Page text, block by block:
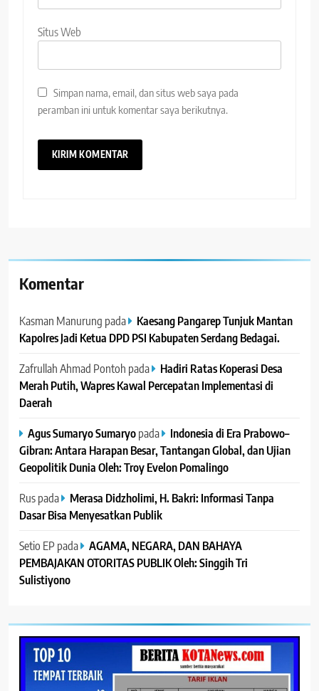
Situs Web
Simpan nama, email, dan situs web saya pada
peramban ini untuk komentar saya berikutnya.
Komentar
Kasman Manurung pada
Kaesang Pangarep Tunjuk Mantan
Kapolres Jadi Ketua DPD PSI Kabupaten Serdang Bedagai. ‎ ‎
Zafrullah Ahmad Pontoh pada
Hadiri Ratas Koperasi Desa
Merah Putih, Wapres Kawal Percepatan Implementasi di
Daerah
Agus Sumaryo Sumaryopada
Indonesia di Era Prabowo–
Gibran: Antara Harapan Besar, Tantangan Global, dan Ujian
Geopolitik Dunia Oleh: Troy Evelon Pomalingo
Ruspada
Merasa Didzholimi, H. Bakri: Informasi Tanpa
Dasar Bisa Menyesatkan Publik
Setio EP pada
AGAMA, NEGARA, DAN BAHAYA
PEMBAJAKAN OTORITAS PUBLIK Oleh: Singgih Tri
Sulistiyono